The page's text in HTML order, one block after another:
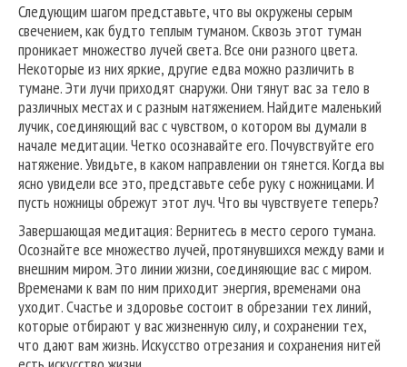
Следующим шагом представьте, что вы окружены серым
свечением, как будто теплым туманом. Сквозь этот туман
проникает множество лучей света. Все они разного цвета.
Некоторые из них яркие, другие едва можно различить в
тумане. Эти лучи приходят снаружи. Они тянут вас за тело в
различных местах и с разным натяжением. Найдите маленький
лучик, соединяющий вас с чувством, о котором вы думали в
начале медитации. Четко осознавайте его. Почувствуйте его
натяжение. Увидьте, в каком направлении он тянется. Когда вы
ясно увидели все это, представьте себе руку с ножницами. И
пусть ножницы обрежут этот луч. Что вы чувствуете теперь?
Завершающая медитация: Вернитесь в место серого тумана.
Осознайте все множество лучей, протянувшихся между вами и
внешним миром. Это линии жизни, соединяющие вас с миром.
Временами к вам по ним приходит энергия, временами она
уходит. Счастье и здоровье состоит в обрезании тех линий,
которые отбирают у вас жизненную силу, и сохранении тех,
что дают вам жизнь. Искусство отрезания и сохранения нитей